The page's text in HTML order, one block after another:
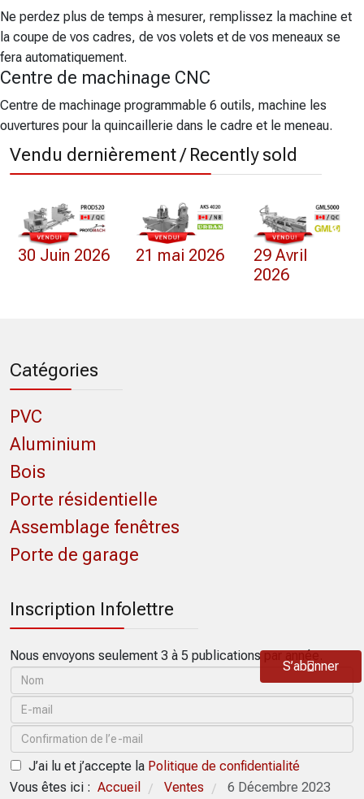
Ne perdez plus de temps à mesurer, remplissez la machine et
la coupe de vos cadres, de vos volets et de vos meneaux se
fera automatiquement.
Centre de machinage CNC
Centre de machinage programmable 6 outils, machine les
ouvertures pour la quincaillerie dans le cadre et le meneau.
Vendu dernièrement / Recently sold
30 Juin 2026 21 mai 2026
29 Avril
2026
Catégories
PVC
Aluminium
Bois
Porte résidentielle
Assemblage fenêtres
Porte de garage
Inscription Infolettre
Nous envoyons seulement 3 à 5 publications par année.
J’ai lu et j’accepte la Politique de confidentialité
S’abonner
Vous êtes ici : Accueil / Ventes / 6 Décembre 2023